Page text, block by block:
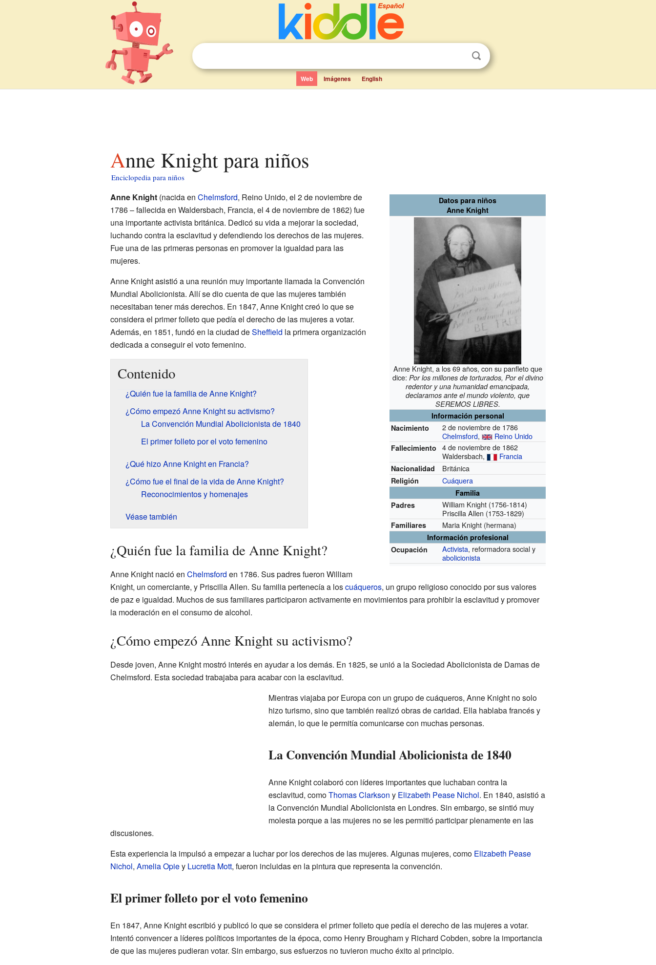
Web Imágenes English
Anne Knight para niños
Enciclopedia para niños
Datos para niños
Anne Knight
Anne Knight, a los 69 años, con su panfleto que
dice: Por los millones de torturados, Por el divino
redentor y una humanidad emancipada,
declaramos ante el mundo violento, que
SEREMOS LIBRES.
Información personal
Nacimiento
2 de noviembre de 1786
Chelmsford, Reino Unido
Fallecimiento
4 de noviembre de 1862
Waldersbach,
Francia
Nacionalidad Británica
Religión Cuáquera
Familia
Padres
William Knight (1756-1814)
Priscilla Allen (1753-1829)
Familiares Maria Knight (hermana)
Información profesional
Ocupación
Activista, reformadora social y
abolicionista
Anne Knight(nacida en Chelmsford, Reino Unido, el 2 de noviembre de
1786 – fallecida en Waldersbach, Francia, el 4 de noviembre de 1862) fue
una importante activista británica. Dedicó su vida a mejorar la sociedad,
luchando contra la esclavitud y defendiendo los derechos de las mujeres.
Fue una de las primeras personas en promover la igualdad para las
mujeres.
Anne Knight asistió a una reunión muy importante llamada la Convención
Mundial Abolicionista. Allí se dio cuenta de que las mujeres también
necesitaban tener más derechos. En 1847, Anne Knight creó lo que se
considera el primer folleto que pedía el derecho de las mujeres a votar.
Además, en 1851, fundó en la ciudad deSheffield la primera organización
dedicada a conseguir el voto femenino.
Contenido
¿Quién fue la familia de Anne Knight?
¿Cómo empezó Anne Knight su activismo?
La Convención Mundial Abolicionista de 1840
El primer folleto por el voto femenino
¿Qué hizo Anne Knight en Francia?
¿Cómo fue el final de la vida de Anne Knight?
Reconocimientos y homenajes
Véase también
¿Quién fue la familia de Anne Knight?
Anne Knight nació en Chelmsford en 1786. Sus padres fueron William
Knight, un comerciante, y Priscilla Allen. Su familia pertenecía a loscuáqueros, un grupo religioso conocido por sus valores
de paz e igualdad. Muchos de sus familiares participaron activamente en movimientos para prohibir la esclavitud y promover
la moderación en el consumo de alcohol.
¿Cómo empezó Anne Knight su activismo?
Desde joven, Anne Knight mostró interés en ayudar a los demás. En 1825, se unió a la Sociedad Abolicionista de Damas de
Chelmsford. Esta sociedad trabajaba para acabar con la esclavitud.
Mientras viajaba por Europa con un grupo de cuáqueros, Anne Knight no solo
hizo turismo, sino que también realizó obras de caridad. Ella hablaba francés y
alemán, lo que le permitía comunicarse con muchas personas.
La Convención Mundial Abolicionista de 1840
Anne Knight colaboró con líderes importantes que luchaban contra la
esclavitud, comoThomas Clarkson y Elizabeth Pease Nichol. En 1840, asistió a
la Convención Mundial Abolicionista en Londres. Sin embargo, se sintió muy
molesta porque a las mujeres no se les permitió participar plenamente en las
discusiones.
Esta experiencia la impulsó a empezar a luchar por los derechos de las mujeres. Algunas mujeres, como Elizabeth Pease
Nichol, Amelia Opiey Lucretia Mott, fueron incluidas en la pintura que representa la convención.
El primer folleto por el voto femenino
En 1847, Anne Knight escribió y publicó lo que se considera el primer folleto que pedía el derecho de las mujeres a votar.
Intentó convencer a líderes políticos importantes de la época, como Henry Brougham y Richard Cobden, sobre la importancia
de que las mujeres pudieran votar. Sin embargo, sus esfuerzos no tuvieron mucho éxito al principio.